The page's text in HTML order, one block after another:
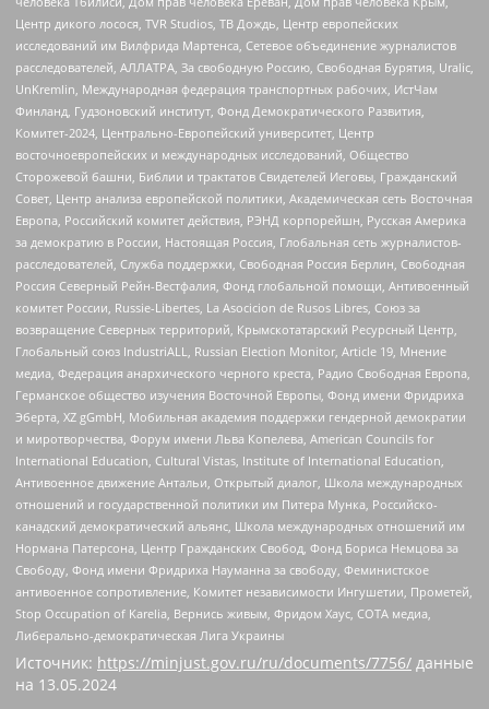
Центр дикого лосося, TVR Studios, ТВ Дождь, Центр европейских
исследований им Вилфрида Мартенса, Сетевое объединение журналистов
расследователей, АЛЛАТРА, За свободную Россию, Свободная Бурятия, Uralic,
UnKremlin, Международная федерация транспортных рабочих, ИстЧам
Финланд, Гудзоновский институт, Фонд Демократического Развития,
Комитет-2024, Центрально-Европейский университет, Центр
восточноевропейских и международных исследований, Общество
Сторожевой башни, Библии и трактатов Свидетелей Иеговы, Гражданский
Совет, Центр анализа европейской политики, Академическая сеть Восточная
Европа, Российский комитет действия, РЭНД корпорейшн, Русская Америка
за демократию в России, Настоящая Россия, Глобальная сеть журналистов-
расследователей, Служба поддержки, Свободная Россия Берлин, Свободная
Россия Северный Рейн-Вестфалия, Фонд глобальной помощи, Антивоенный
комитет России, Russie-Libertes, La Asocicion de Rusos Libres, Союз за
возвращение Северных территорий, Крымскотатарский Ресурсный Центр,
Глобальный союз IndustriALL, Russian Election Monitor, Article 19, Мнение
медиа, Федерация анархического черного креста, Радио Свободная Европа,
Германское общество изучения Восточной Европы, Фонд имени Фридриха
Эберта, XZ gGmbH, Мобильная академия поддержки гендерной демократии
и миротворчества, Форум имени Льва Копелева, American Councils for
International Education, Cultural Vistas, Institute of International Education,
Антивоенное движение Антальи, Открытый диалог, Школа международных
отношений и государственной политики им Питера Мунка, Российско-
канадский демократический альянс, Школа международных отношений им
Нормана Патерсона, Центр Гражданских Свобод, Фонд Бориса Немцова за
Свободу, Фонд имени Фридриха Науманна за свободу, Феминистское
антивоенное сопротивление, Комитет независимости Ингушетии, Прометей,
Stop Occupation of Karelia, Вернись живым, Фридом Хаус, СОТА медиа,
Либерально-демократическая Лига Украины
Источник: https://minjust.gov.ru/ru/documents/7756/ данные
на 13.05.2024